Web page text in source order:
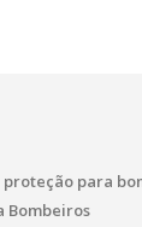
para
Bombeiros